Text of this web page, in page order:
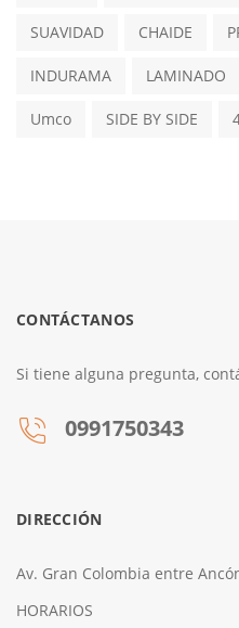
SUAVIDAD CHAIDE
INDURAMA LAMINADO
Umco SIDE BY SIDE
CONTÁCTANOS
Si tiene alguna pregunta,
0991750343
DIRECCIÓN
Av. Gran Colombia entre
HORARIOS